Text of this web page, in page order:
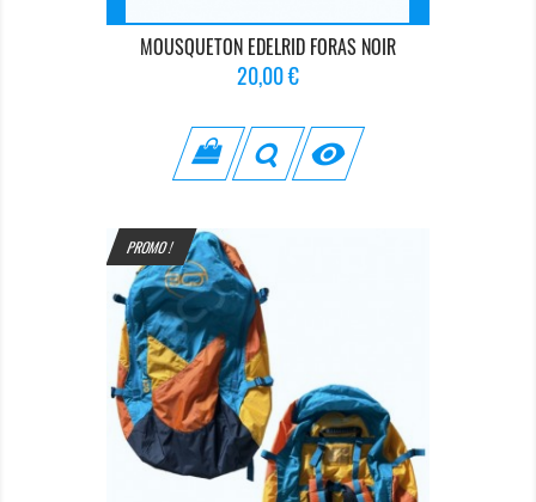
MOUSQUETON EDELRID FORAS NOIR
Prix
20,00 €

PROMO !